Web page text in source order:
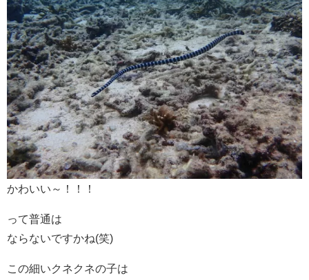
かわいい～！！！
って普通は
ならないですかね(笑)
この細いクネクネの子は